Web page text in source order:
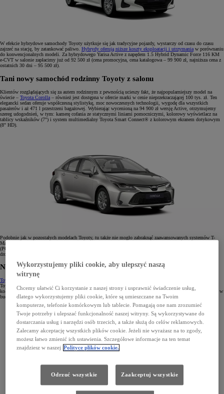
W efekcie hybrydowe samochody Toyoty użytkuje się jak tradycyjne pojazdy, wystarczy od czasu do czasu
zajrzeć na stację, by zatankować paliwo. Hybrydy oferują niższe koszty eksploatacji i utrzymania w porównaniu
do konwencjonalnych modeli. Za hybrydowego Yarisa Active z napędem 1.5 Hybrid Dynamic Force 116 KM
e-CVT w salonie zapłacimy już od 92 500 zł (cena promocyjna, cena katalogowa – 99 900 zł, najniższa cena z
ostatnich 30 dni – 95 500 zł).
Tani nowy samochód rodzinny Toyoty z salonu
Klientów rozglądających się za autem rodzinnym z pewnością ucieszy fakt, że najpopularniejszy model na
świecie – Toyota Corolla – również jest dostępna w ofercie marki w cenie nieprzekraczającej 100 tys. zł. Ten
elegancki sedan oferuje współczesną stylistykę, moc nowoczesnych technologii, wygodę dla wszystkich
pasażerów i aż 471 l przestrzeni bagażowej. Wybierając wycenioną na 94 900 zł wersję Active, otrzymujemy
szereg udogodnień, w tym: kamerę cofania ze statycznymi liniami pomocniczymi, kolorowy wyświetlacz na
tablicy wskaźników (7") i system multimedialny Toyota Smart Connect® z kolorowym ekranem dotykowym
(8" HD).
Podobnie jak w pozostałych modelach Toyoty, tu także nie mogło zabraknąć zaawansowanych systemów T-
Mate, w tym: asystenta utrzymania pasa ruchu (LTA), układu wczesnego reagowania w razie ryzyka zderzenia
(PCS) z systemem wykrywania pieszych, rowerzystów i motocyklistów i układu rozpoznawania znaków
drogowych (RSA) oraz systemu wykrywania zmęczenia kierowcy (SWS).
Najtańsze auto elektryczne Toyoty
Toyota bZ4X
Toyoty, ale również najtańszym SUV-em tej marki, który został dodatkowo wyposażony w napęd na cztery
koła. To idealne połączenie luksusu i praktyczności korzystające z ponad dwóch dekad doświadczenia Toyoty w
budowaniu zelektryfikowanych napędów.
Wykorzystujemy pliki cookie, aby ulepszyć naszą
witrynę
Chcemy ułatwić Ci korzystanie z naszej strony i usprawnić świadczenie usług,
dlatego wykorzystujemy pliki cookie, które są umieszczane na Twoim
komputerze, telefonie komórkowym lub tablecie. Pomagają one nam zrozumieć
Twoje potrzeby i ulepszać funkcjonalność naszej witryny. Są wykorzystywane do
dostarczania usług i narzędzi osób trzecich, a także służą do celów reklamowych.
Zalecamy akceptację wszystkich plików cookie. Jeżeli nie wyrażasz na to zgody,
możesz łatwo zmienić ich ustawienia. Szczegółowe informacje na ten temat
znajdziesz w naszej Polityce plików cookie.
Odrzuć wszystkie Zaakceptuj wszystkie